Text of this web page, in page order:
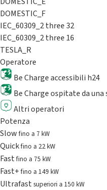
DOMESTIC_F
IEC_60309_2 three 32
IEC_60309_2 three 16
TESLA_R
Operatore
Be Charge accessibili h24
Be Charge ospitate da
Altri operatori
Potenza
Slowfino a 7 kW
Quickfino a 22 kW
Fastfino a 75 kW
Fast+fino a 149 kW
Ultrafast superiori a 150 kW